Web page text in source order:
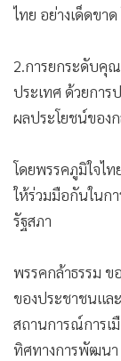
ไทย อย่างเด็ดขา
2.การยกระดับคุ
ประเทศ ด้วยการ
ผลประโยชน์ของ
โดยพรรคภูมิใจไ
ให้ร่วมมือกันในก
รัฐสภา
พรรคกล้าธรรม ข
ของประชาชนแล
สถานการณ์การเ
ทิศทางการพัฒนา